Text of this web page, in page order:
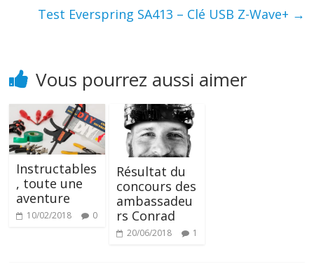
Test Everspring SA413 – Clé USB Z-Wave+ →
Vous pourrez aussi aimer
Instructables
, toute une
aventure
10/02/2018 0
Résultat du
concours des
ambassadeu
rs Conrad
20/06/2018 1